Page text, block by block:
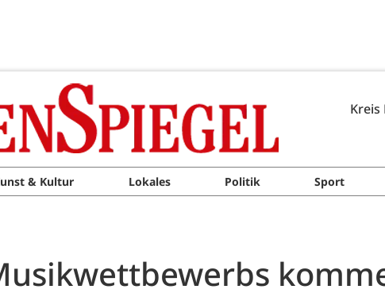
Kreis
& Kultur Lokales Politik Sport